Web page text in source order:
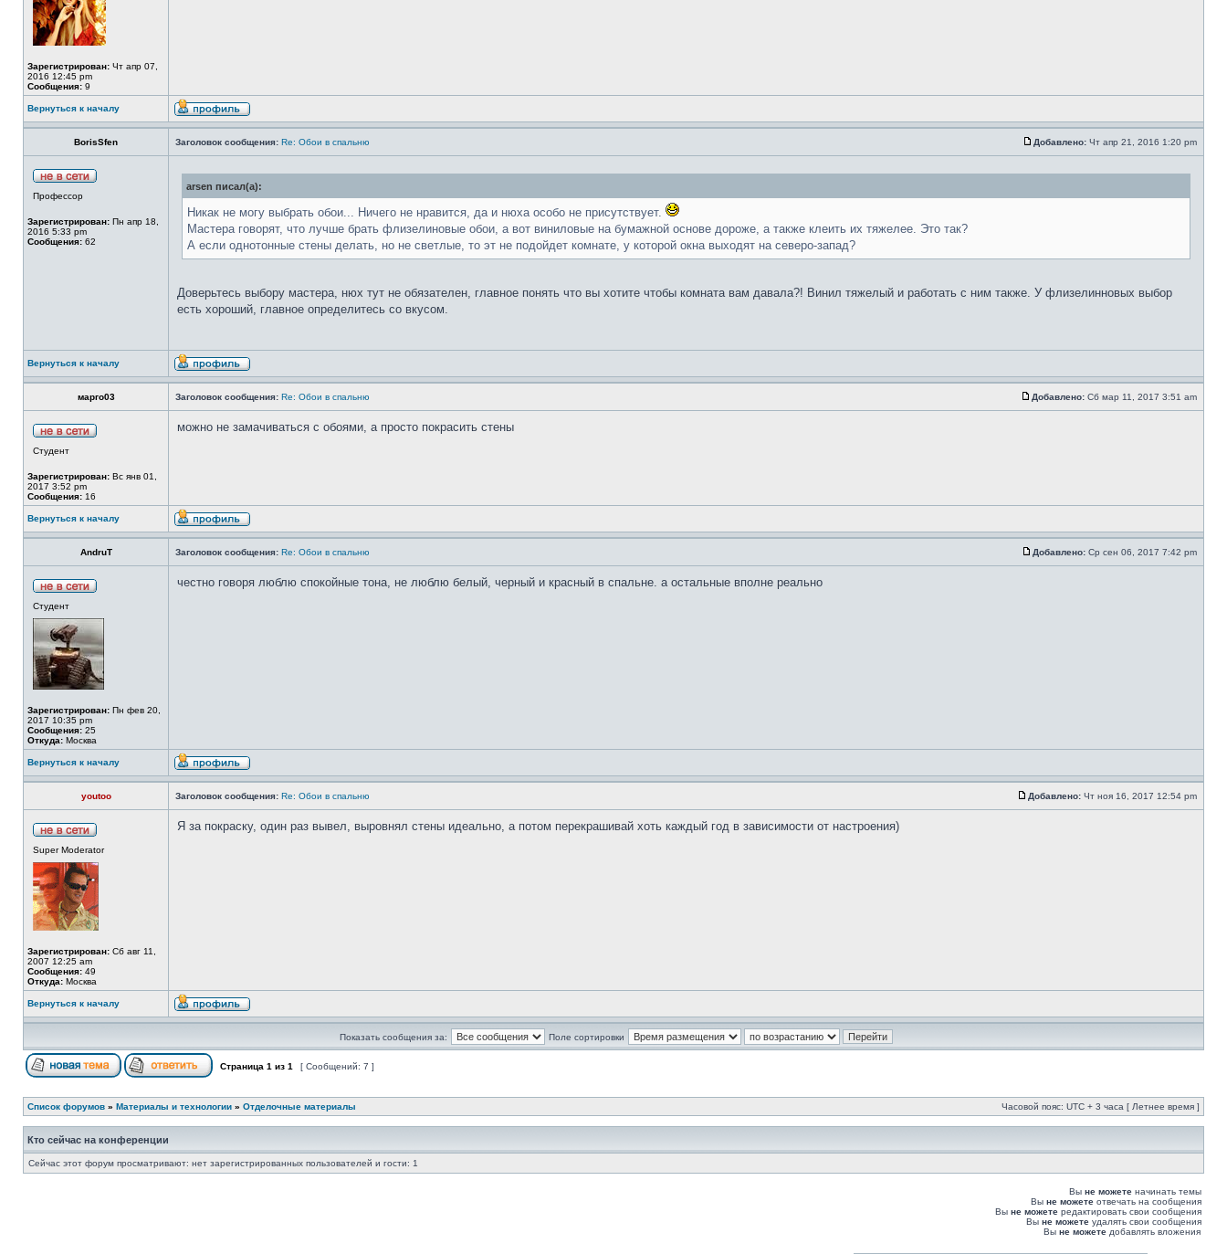
Зарегистрирован: Чт апр 07,
2016 12:45 pm
Сообщения: 9
Вернуться к началу
BorisSfen Заголовок сообщения: Re: Обои в спальню Добавлено: Чт апр 21, 2016 1:20 pm
Профессор
Зарегистрирован: Пн апр 18,
2016 5:33 pm
Сообщения: 62
arsen писал(а):
Никак не могу выбрать обои... Ничего не нравится, да и нюха особо не присутствует.
Мастера говорят, что лучше брать флизелиновые обои, а вот виниловые на бумажной основе дороже, а также клеить их тяжелее. Это так?
А если однотонные стены делать, но не светлые, то эт не подойдет комнате, у которой окна выходят на северо-запад?
Доверьтесь выбору мастера, нюх тут не обязателен, главное понять что вы хотите чтобы комната вам давала?! Винил тяжелый и работать с ним также. У флизелинновых выбор
есть хороший, главное определитесь со вкусом.
Вернуться к началу
марго03 Заголовок сообщения: Re: Обои в спальню Добавлено: Сб мар 11, 2017 3:51 am
Студент
Зарегистрирован: Вс янв 01,
2017 3:52 pm
Сообщения: 16
можно не замачиваться с обоями, а просто покрасить стены
Вернуться к началу
AndruT Заголовок сообщения: Re: Обои в спальню Добавлено: Ср сен 06, 2017 7:42 pm
Студент
Зарегистрирован: Пн фев 20,
2017 10:35 pm
Сообщения: 25
Откуда: Москва
честно говоря люблю спокойные тона, не люблю белый, черный и красный в спальне. а остальные вполне реально
Вернуться к началу
youtoo Заголовок сообщения: Re: Обои в спальню Добавлено: Чт ноя 16, 2017 12:54 pm
Super Moderator
Зарегистрирован: Сб авг 11,
2007 12:25 am
Сообщения: 49
Откуда: Москва
Я за покраску, один раз вывел, выровнял стены идеально, а потом перекрашивай хоть каждый год в зависимости от настроения)
Вернуться к началу
Показать сообщения за: Поле сортировки
Страница 1 из 1 [ Сообщений: 7 ]
Список форумов » Материалы и технологии » Отделочные материалы Часовой пояс: UTC + 3 часа [ Летнее время ]
Кто сейчас на конференции
Сейчас этот форум просматривают: нет зарегистрированных пользователей и гости: 1
Вы не можете начинать темы
Вы не можете отвечать на сообщения
Вы не можете редактировать свои сообщения
Вы не можете удалять свои сообщения
Вы не можете добавлять вложения